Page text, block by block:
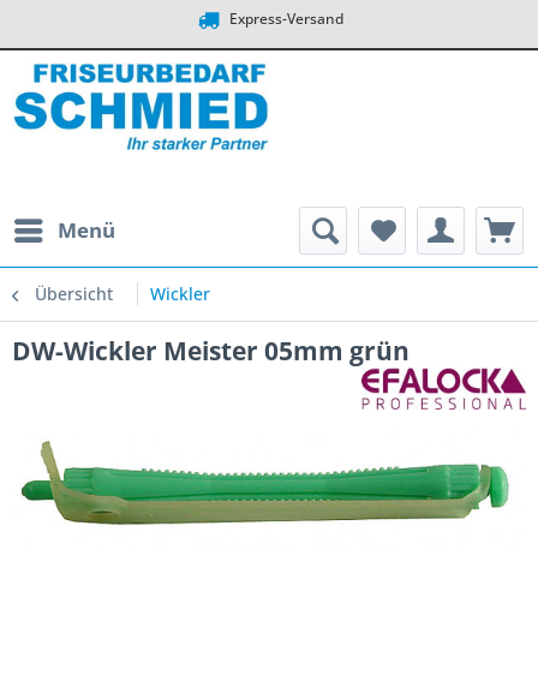
Express-Versand
Menü
Übersicht Wickler
DW-Wickler Meister 05mm grün